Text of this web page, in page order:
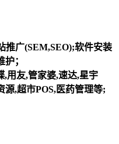
推广(SEM,SEO);软件安装
；
,用友,管家婆,速达,星宇
,超市POS,医药管理等;